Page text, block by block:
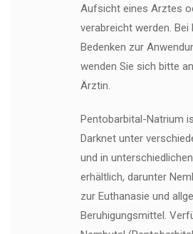
Aufsicht eines Arztes
verabreicht werden. Bei
Bedenken zur
wenden Sie sich bitte
Ärztin.
Pentobarbital-Natrium
Darknet unter
und in
erhältlich, darunter
zur Euthanasie und
Beruhigungsmittel.